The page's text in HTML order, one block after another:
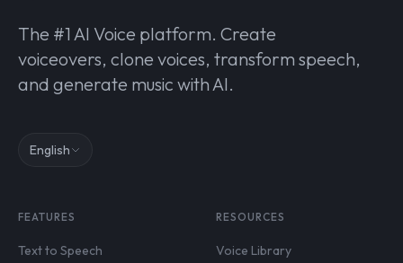
The #1 AI Voice platform. Create
voiceovers, clone voices, transform speech,
and generate music with AI.
English
FEATURES
Text to Speech
RESOURCES
Voice Library